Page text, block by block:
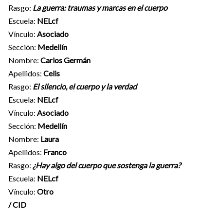
Rasgo: La guerra: traumas y marcas en el cuerpo
Escuela: NELcf
Vínculo: Asociado
Sección: Medellín
Nombre: Carlos Germán
Apellidos: Celis
Rasgo: El silencio, el cuerpo y la verdad
Escuela: NELcf
Vínculo: Asociado
Sección: Medellín
Nombre: Laura
Apellidos: Franco
Rasgo: ¿Hay algo del cuerpo que sostenga la guerra?
Escuela: NELcf
Vínculo: Otro
/ CID